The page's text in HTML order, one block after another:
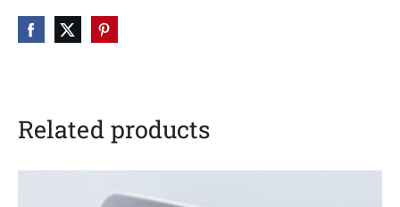
Related products